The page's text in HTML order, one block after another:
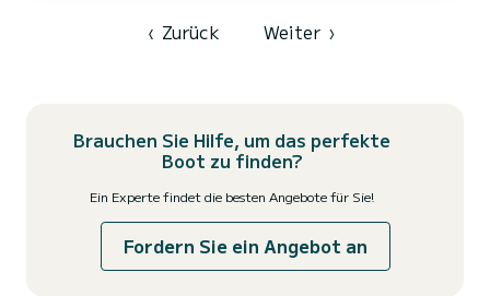
‹ Zurück Weiter ›
Brauchen Sie Hilfe, um das perfekte
Boot zu finden?
Ein Experte findet die besten Angebote für Sie!
Fordern Sie ein Angebot an